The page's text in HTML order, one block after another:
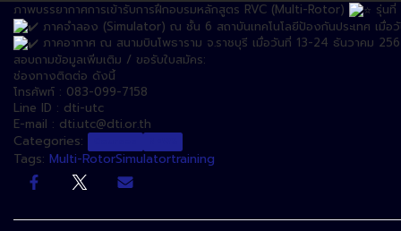
ภาพบรรยากาศการเข้ารับการฝึกอบรมหลักสูตร RVC (Multi-Rotor)
รุ่น
ภาคจำลอง (Simulator) ณ ชั้น 6 สถาบันเทคโนโลยีป้องกันประเทศ เมื่
ภาคอากาศ ณ สนามบินโพธาราม จ.ราชบุรี เมื่อวันที่ 13-24 ธันวาคม
สอบถามข้อมูลเพิ่มเติม / ขอรับใบสมัคร:
ช่องทางติดต่อ ดังนี้
โทรศัพท์ : 083-099-7158
Line ID : dti-utc
E-mail : dti.utc@dti.or.th
Categories:
Tags: Multi-RotorSimulatortraining